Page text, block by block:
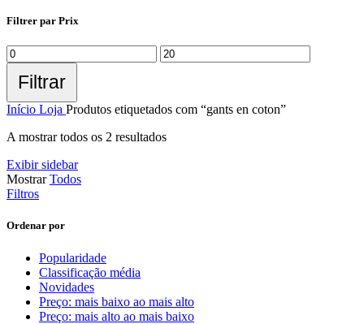
Filtrer par Prix
Filtrar
Início Loja Produtos etiquetados com “gants en coton”
A mostrar todos os 2 resultados
Exibir sidebar
MostrarTodos
Filtros
Ordenar por
Popularidade
Classificação média
Novidades
Preço: mais baixo ao mais alto
Preço: mais alto ao mais baixo